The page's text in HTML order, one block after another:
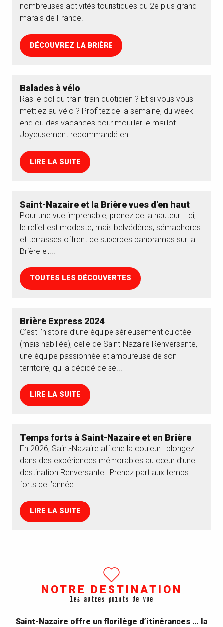
nombreuses activités touristiques du 2e plus grand
marais de France.
DÉCOUVREZ LA BRIÈRE
Balades à vélo
Ras le bol du train-train quotidien ? Et si vous vous
mettiez au vélo ? Profitez de la semaine, du week-
end ou des vacances pour mouiller le maillot.
Joyeusement recommandé en...
LIRE LA SUITE
Saint-Nazaire et la Brière vues d'en haut
Pour une vue imprenable, prenez de la hauteur ! Ici,
le relief est modeste, mais belvédères, sémaphores
et terrasses offrent de superbes panoramas sur la
Brière et...
TOUTES LES DÉCOUVERTES
Brière Express 2024
C’est l’histoire d’une équipe sérieusement culotée
(mais habillée), celle de Saint-Nazaire Renversante,
une équipe passionnée et amoureuse de son
territoire, qui a décidé de se...
LIRE LA SUITE
Temps forts à Saint-Nazaire et en Brière
En 2026, Saint-Nazaire affiche la couleur : plongez
dans des expériences mémorables au cœur d’une
destination Renversante ! Prenez part aux temps
forts de l’année :...
LIRE LA SUITE
NOTRE DESTINATION
les autres points de vue
Saint-Nazaire offre un florilège d’itinérances … la